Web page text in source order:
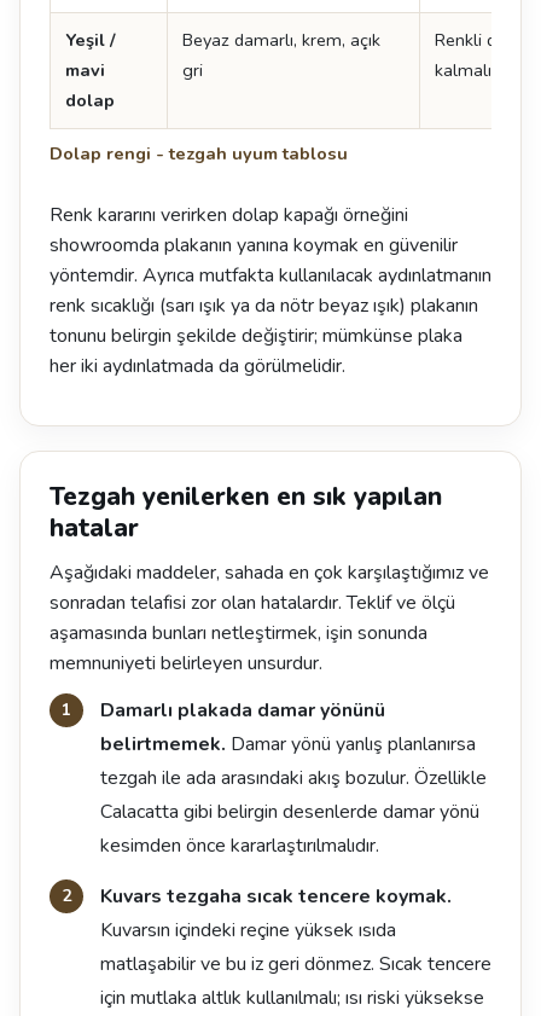
Dolap rengi - tezgah uyum tablosu
Yeşil /
mavi
dolap
Beyaz damarlı, krem, açık
gri
Renkli
kalmalı
Renk kararını verirken dolap kapağı örneğini
showroomda plakanın yanına koymak en güvenilir
yöntemdir. Ayrıca mutfakta kullanılacak aydınlatmanın
renk sıcaklığı (sarı ışık ya da nötr beyaz ışık) plakanın
tonunu belirgin şekilde değiştirir; mümkünse plaka
her iki aydınlatmada da görülmelidir.
Tezgah yenilerken en sık yapılan
hatalar
Aşağıdaki maddeler, sahada en çok karşılaştığımız ve
sonradan telafisi zor olan hatalardır. Teklif ve ölçü
aşamasında bunları netleştirmek, işin sonunda
memnuniyeti belirleyen unsurdur.
Damarlı plakada damar yönünü
belirtmemek. Damar yönü yanlış planlanırsa
tezgah ile ada arasındaki akış bozulur. Özellikle
Calacatta gibi belirgin desenlerde damar yönü
kesimden önce kararlaştırılmalıdır.
Kuvars tezgaha sıcak tencere koymak.
Kuvarsın içindeki reçine yüksek ısıda
matlaşabilir ve bu iz geri dönmez. Sıcak tencere
için mutlaka altlık kullanılmalı; ısı riski yüksekse